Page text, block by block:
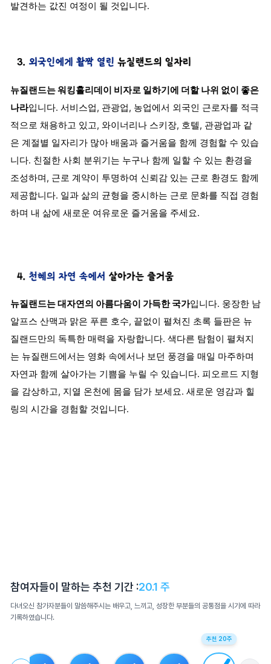
발견하는 값진 여정이 될 것입니다.
뉴질랜드는 워킹홀리데이 비자로 일하기에 더할 나위 없이 좋은
나라입니다. 서비스업, 관광업, 농업에서 외국인 근로자를 적극
적으로 채용하고 있고, 와이너리나 스키장, 호텔, 관광업과 같
은 계절별 일자리가 많아 배움과 즐거움을 함께 경험할 수 있습
니다. 친절한 사회 분위기는 누구나 함께 일할 수 있는 환경을
조성하며, 근로 계약이 투명하여 신뢰감 있는 근로 환경도 함께
제공합니다. 일과 삶의 균형을 중시하는 근로 문화를 직접 경험
하며 내 삶에 새로운 여유로운 즐거움을 주세요.
뉴질랜드는 대자연의 아름다움이 가득한 국가입니다. 웅장한 남
알프스 산맥과 맑은 푸른 호수, 끝없이 펼쳐진 초록 들판은 뉴
질랜드만의 독특한 매력을 자랑합니다. 색다른 탐험이 펼쳐지
는 뉴질랜드에서는 영화 속에서나 보던 풍경을 매일 마주하며
자연과 함께 살아가는 기쁨을 누릴 수 있습니다. 피오르드 지형
을 감상하고, 지열 온천에 몸을 담가 보세요. 새로운 영감과 힐
링의 시간을 경험할 것입니다.
참여자들이 말하는 추천 기간 :20.1 주
다녀오신 참가자분들이 말씀해주시는 배우고, 느끼고, 성장한 부분들의 공통점을 시기에 따라
기록하였습니다.
추천 20주